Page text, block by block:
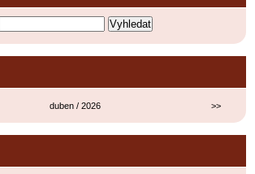
duben / 2026 >>